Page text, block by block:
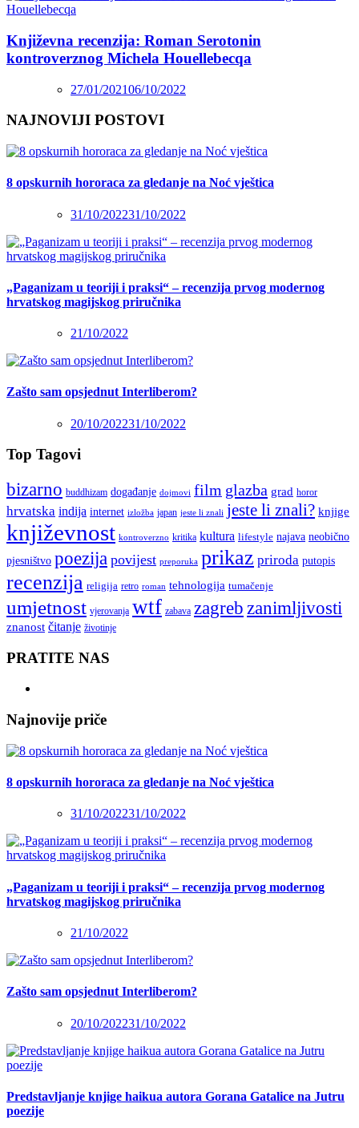
Književna recenzija: Roman Serotonin
kontroverznog Michela Houellebecqa
27/01/202106/10/2022
NAJNOVIJI POSTOVI
8 opskurnih hororaca za gledanje na Noć vještica
31/10/202231/10/2022
„Paganizam u teoriji i praksi“ – recenzija prvog modernog
hrvatskog magijskog priručnika
21/10/2022
Zašto sam opsjednut Interliberom?
20/10/202231/10/2022
Top Tagovi
bizarno buddhizam događanje dojmovi film glazba grad horor
hrvatska indija internet izložba japan jeste li znali jeste li znali? knjige
književnost kontroverzno kritika kultura lifestyle najava neobično
pjesništvo poezija povijest preporuka prikaz priroda putopis
recenzija religija retro roman tehnologija tumačenje
umjetnost vjerovanja wtf zabava zagreb zanimljivosti
znanost čitanje životinje
PRATITE NAS
Najnovije priče
8 opskurnih hororaca za gledanje na Noć vještica
31/10/202231/10/2022
„Paganizam u teoriji i praksi“ – recenzija prvog modernog
hrvatskog magijskog priručnika
21/10/2022
Zašto sam opsjednut Interliberom?
20/10/202231/10/2022
Predstavljanje knjige haikua autora Gorana Gatalice na Jutru
poezije